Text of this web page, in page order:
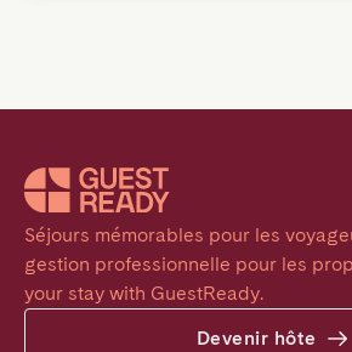
Séjours mémorables pour les
gestion professionnelle pour les
your stay with GuestReady.
Devenir hôte